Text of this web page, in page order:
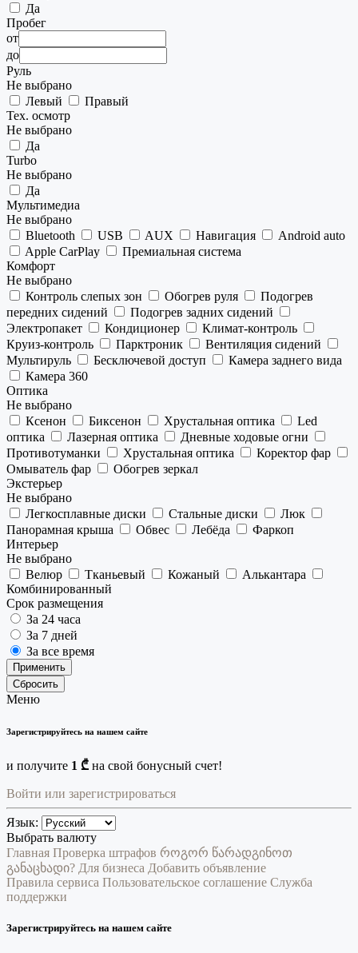
Да
Пробег
от
до
Руль
Не выбрано
Левый
Правый
Тех. осмотр
Не выбрано
Да
Turbo
Не выбрано
Да
Мультимедиа
Не выбрано
Bluetooth
USB AUX Навигация
Android auto
Apple CarPlay
Премиальная система
Комфорт
Не выбрано
Контроль слепых зон
Обогрев руля
Подогрев
передних сидений
Подогрев задних сидений
Электропакет
Кондиционер
Климат-контроль
Круиз-контроль
Парктроник
Вентиляция сидений
Мультируль
Бесключевой доступ
Камера заднего вида
Камера 360
Оптика
Не выбрано
Ксенон
Биксенон Хрустальная оптика
Led
оптика
Лазерная оптика
Дневные ходовые огни
Противотуманки
Хрустальная оптика
Коректор фар
Омыватель фар
Обогрев зеркал
Экстерьер
Не выбрано
Легкосплавные диски
Стальные диски
Люк
Панорамная крыша
Обвес Лебёда
Фаркоп
Интерьер
Не выбрано
Велюр
Тканьевый Кожаный
Алькантара
Комбинированный
Срок размещения
За 24 часа
За 7 дней
За все время
Применить
Сбросить
Меню
Зарегистрируйтесь на нашем сайте
и получите 1 ₾ на свой бонусный счет!
Войти или зарегистрироваться
Язык:
Выбрать валюту
Главная Проверка штрафов როგორ წარადგინოთ
განაცხადი? Для бизнеса Добавить объявление
Правила сервиса Пользовательское соглашение Служба
поддержки
Зарегистрируйтесь на нашем сайте